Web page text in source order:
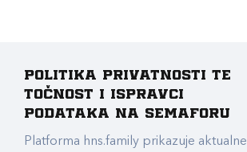
Politika privatnosti te
točnost i ispravci
podataka na Semaforu
Platforma hns.family prikazuje aktualne